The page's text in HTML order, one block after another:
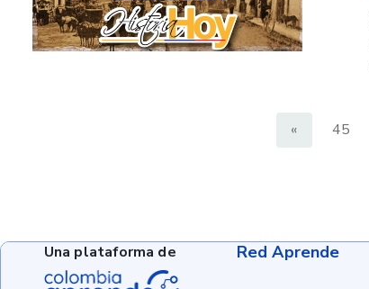
« 45
Red Aprende
Una plataforma de